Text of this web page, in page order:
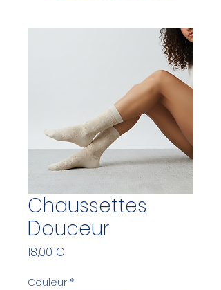
Chaussettes
Douceur
18,00 €
Couleur *